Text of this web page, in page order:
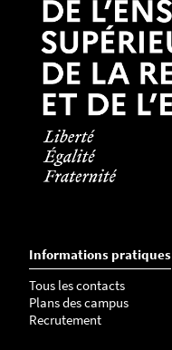
Informations pratiques
Tous les contacts
Plans des campus
Recrutement